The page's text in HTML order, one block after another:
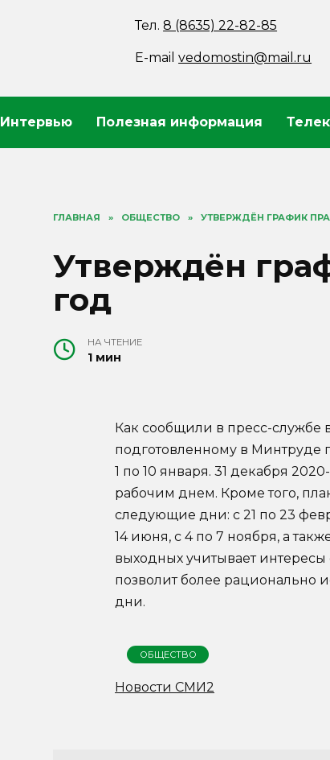
Тел.8 (8635) 22-82-85
E-mailvedomostin@mail.ru
Интервью Полезная информация
ГЛАВНАЯ » ОБЩЕСТВО » УТВЕРЖДЁН ГРАФИК
Утверждён
год
НА ЧТЕНИЕ
1 мин
Как сообщили в пресс-службе
подготовленному в Минтруде
1 по 10 января. 31 декабря
рабочим днем. Кроме того,
следующие дни: с 21 по 23
14 июня, с 4 по 7 ноября, а
выходных учитывает
позволит более рационально
дни.
ОБЩЕСТВО
Новости СМИ2